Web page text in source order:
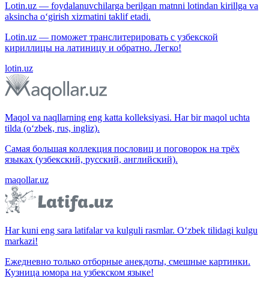
Lotin.uz — foydalanuvchilarga berilgan matnni lotindan kirillga va
aksincha o‘girish xizmatini taklif etadi.
Lotin.uz — поможет транслитерировать с узбекской
кириллицы на латиницу и обратно. Легко!
lotin.uz
Maqol va naqllarning eng katta kolleksiyasi. Har bir maqol uchta
tilda (o‘zbek, rus, ingliz).
Самая большая коллекция пословиц и поговорок на трёх
языках (узбекский, русский, английский).
maqollar.uz
Har kuni eng sara latifalar va kulguli rasmlar. O‘zbek tilidagi kulgu
markazi!
Ежедневно только отборные анекдоты, смешные картинки.
Кузница юмора на узбекском языке!